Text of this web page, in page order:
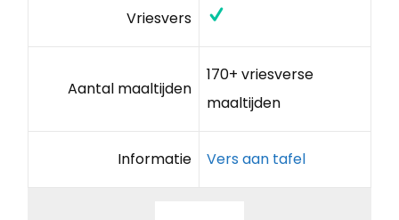
Vriesvers
Aantal maaltijden
170+ vriesverse
maaltijden
Informatie Vers aan tafel